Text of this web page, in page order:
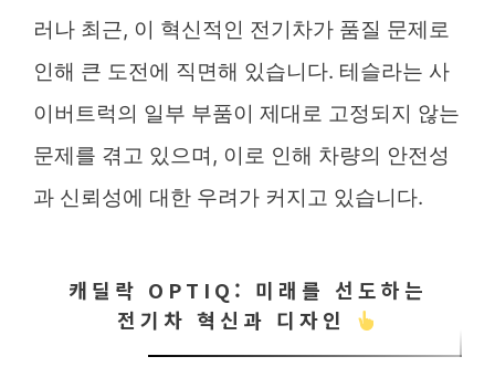
러나 최근, 이 혁신적인 전기차가 품질 문제로
인해 큰 도전에 직면해 있습니다. 테슬라는 사
이버트럭의 일부 부품이 제대로 고정되지 않는
문제를 겪고 있으며, 이로 인해 차량의 안전성
과 신뢰성에 대한 우려가 커지고 있습니다.
캐딜락 OPTIQ: 미래를 선도하는
전기차 혁신과 디자인